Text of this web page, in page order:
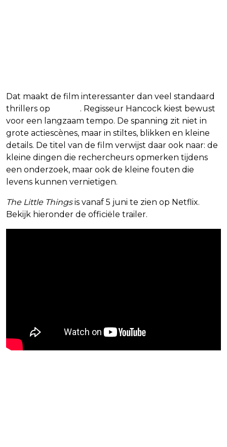
Dat maakt de film interessanter dan veel standaard
thrillers op
. Regisseur Hancock kiest bewust
voor een langzaam tempo. De spanning zit niet in
grote actiescènes, maar in stiltes, blikken en kleine
details. De titel van de film verwijst daar ook naar: de
kleine dingen die rechercheurs opmerken tijdens
een onderzoek, maar ook de kleine fouten die
levens kunnen vernietigen.
The Little Thingsis vanaf 5 juni te zien op Netflix.
Bekijk hieronder de officiële trailer.